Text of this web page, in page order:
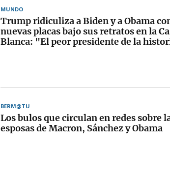
MUNDO
Trump ridiculiza a Biden y a Obama
nuevas placas bajo sus retratos en la
Blanca: "El peor presidente de la
BERM@TU
Los bulos que circulan en redes sobre
esposas de Macron, Sánchez y Obama